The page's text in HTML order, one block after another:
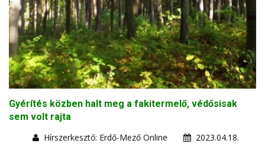
Gyérítés közben halt meg a fakitermelő, védősisak
sem volt rajta
Hírszerkesztő: Erdő-Mező Online
2023.04.18.